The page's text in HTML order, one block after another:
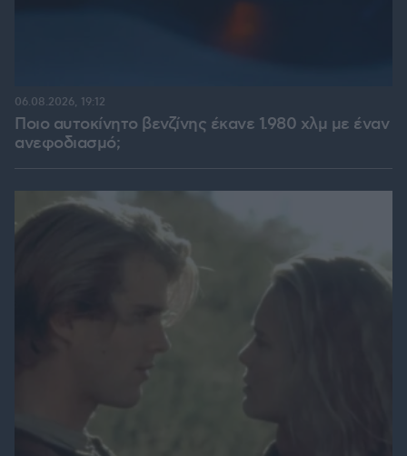
Ποιο αυτοκίνητο βενζίνης έκανε 1.980 χλμ με έναν
ανεφοδιασμό;
06.08.2026, 19:12